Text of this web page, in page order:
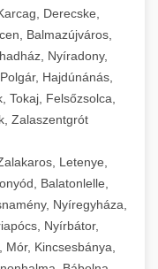
Derecske,
Balmazújváros,
Nyíradony,
Hajdúnánás,
Tokaj, Felsőzsolca,
Zalaszentgrót
Letenye,
Balatonlelle,
Nyíregyháza,
Nyírbátor,
Kincsesbánya,